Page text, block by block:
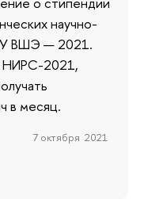
научно-
ВШЭ — 2021.
НИРС-2021,
в месяц.
7 октября 2021